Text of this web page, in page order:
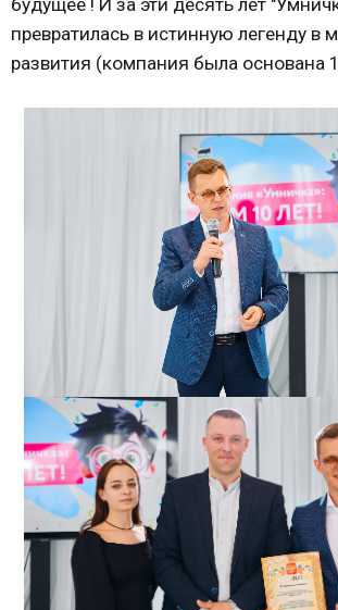
превратилась в истинную легенду в
развития (компания была основана